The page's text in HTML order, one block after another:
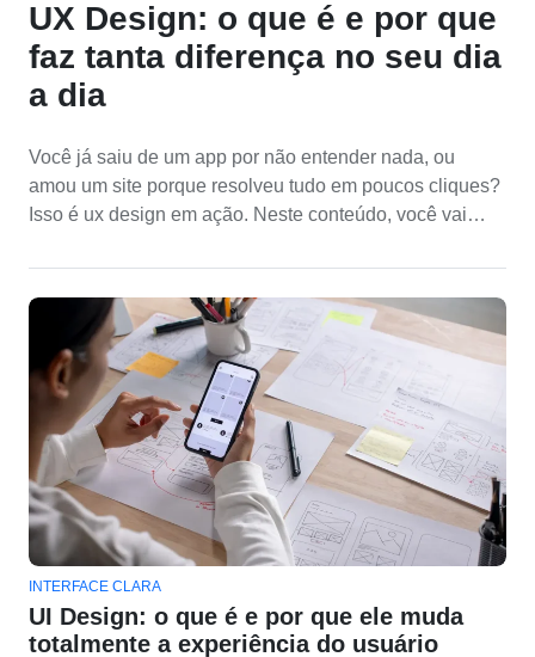
UX Design: o que é e por que
faz tanta diferença no seu dia
a dia
Você já saiu de um app por não entender nada, ou
amou um site porque resolveu tudo em poucos cliques?
Isso é ux design em ação. Neste conteúdo, você vai
prática e por que ele influencia diretamente a facilidade,
a confiança e a satisfação de quem usa produtos e
serviços. Continue lendo para enxergar UX em todo
lugar.
INTERFACE CLARA
UI Design: o que é e por que ele muda
totalmente a experiência do usuário